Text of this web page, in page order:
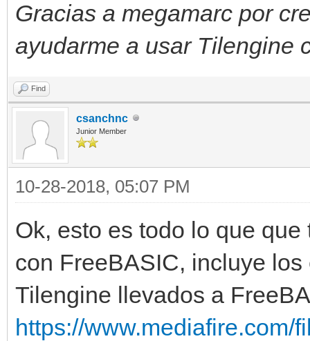
Gracias a megamarc por
ayudarme a usar Tilengine
Find
csanchnc
Junior Member
10-28-2018, 05:07 PM
Ok, esto es todo lo que
con FreeBASIC, incluye
Tilengine llevados a
https://www.mediafire.com/